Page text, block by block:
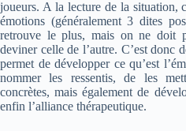
joueurs. A la lecture de la situation,
émotions (généralement 3 dites
retrouve le plus, mais on ne doit
deviner celle de l’autre. C’est donc
permet de développer ce qu’est
nommer les ressentis, de les
concrètes, mais également de
enfin l’alliance thérapeutique.